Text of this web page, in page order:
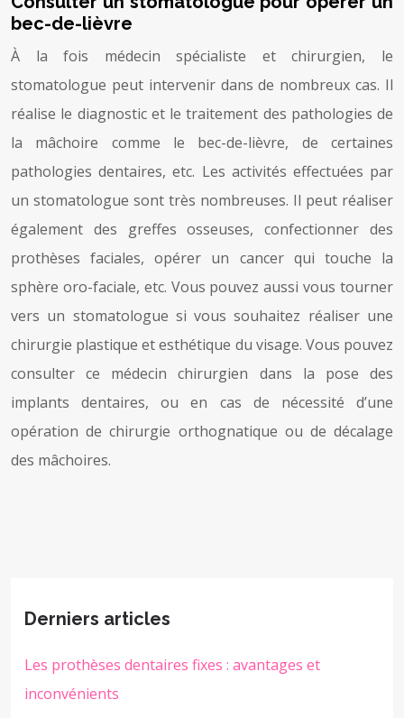
bec-de-lièvre
À la fois médecin spécialiste et chirurgien, le
stomatologue peut intervenir dans de nombreux cas. Il
réalise le diagnostic et le traitement des pathologies de
la mâchoire comme le bec-de-lièvre, de certaines
pathologies dentaires, etc. Les activités effectuées par
un stomatologue sont très nombreuses. Il peut réaliser
également des greffes osseuses, confectionner des
prothèses faciales, opérer un cancer qui touche la
sphère oro-faciale, etc. Vous pouvez aussi vous tourner
vers un stomatologue si vous souhaitez réaliser une
chirurgie plastique et esthétique du visage. Vous pouvez
consulter ce médecin chirurgien dans la pose des
implants dentaires, ou en cas de nécessité d’une
opération de chirurgie orthognatique ou de décalage
des mâchoires.
Derniers articles
Les prothèses dentaires fixes : avantages et
inconvénients